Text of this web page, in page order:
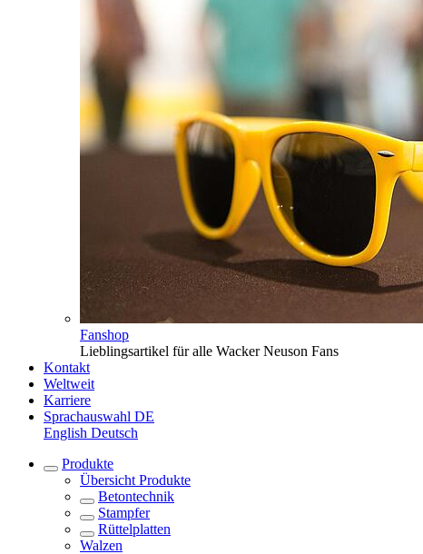
Fanshop
Lieblingsartikel für alle Wacker Neuson Fans
Kontakt
Weltweit
Karriere
Sprachauswahl DE
English Deutsch
Produkte
Übersicht Produkte
Betontechnik
Stampfer
Rüttelplatten
Walzen